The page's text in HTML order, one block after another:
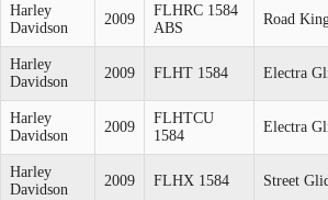
Harley
Davidson
2009
FLHRC 1584
ABS
Road
Harley
Davidson
2009 FLHT 1584 Electra
Harley
Davidson
2009
FLHTCU
1584
Electra
Harley
Davidson
2009 FLHX 1584 Street